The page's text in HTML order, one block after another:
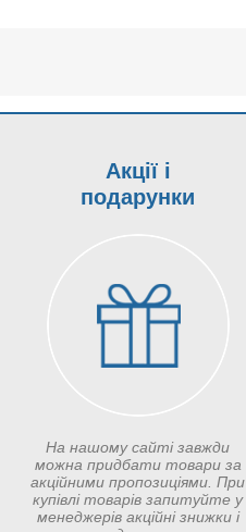
Акції і
подарунки
На нашому сайті завжди
можна придбати товари за
акційними пропозиціями. При
купівлі товарів запитуйте у
менеджерів акційні знижки і